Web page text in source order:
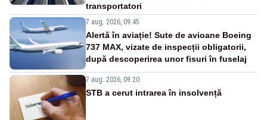
transportatori
7 aug. 2026, 09:45
Alertă în aviație! Sute de avioane Boeing
737 MAX, vizate de inspecții obligatorii,
după descoperirea unor fisuri în fuselaj
7 aug. 2026, 09:20
STB a cerut intrarea în insolvență